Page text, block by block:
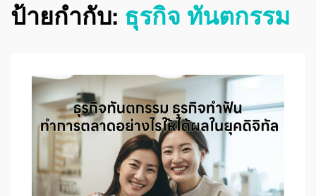
ป้ายกำกับ: ธุรกิจ ทันตกรรม